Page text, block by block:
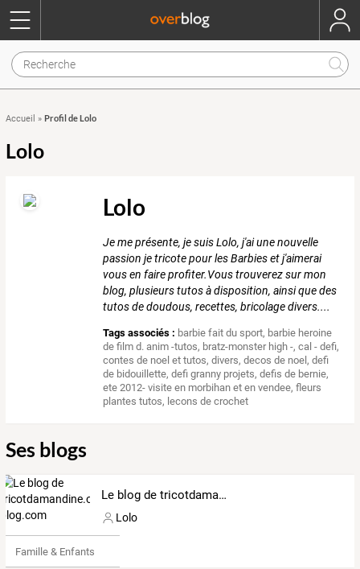
Accueil » Profil de Lolo
Lolo
Lolo
Je me présente, je suis Lolo, j'ai une nouvelle
passion je tricote pour les Barbies et j'aimerai
vous en faire profiter.Vous trouverez sur mon
blog, plusieurs tutos à disposition, ainsi que des
tutos de doudous, recettes, bricolage divers....
Tags associés : barbie fait du sport, barbie heroine
de film d. anim -tutos, bratz-monster high -,cal - defi,
contes de noel et tutos,divers,decos de noel,defi
de bidouillette,defi granny projets,defis de bernie,
ete 2012- visite en morbihan et en vendee,fleurs
plantes tutos, lecons de crochet
Ses blogs
Le blog de tricotdamandine.over-blog.com
Lolo
Famille & Enfants